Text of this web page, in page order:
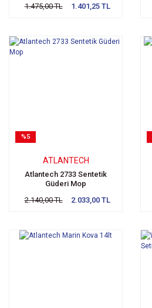
1.475,00 TL
1.401,25 TL
%5
ATLANTECH
Atlantech 2733 Sentetik
Güderi Mop
2.140,00 TL
2.033,00 TL